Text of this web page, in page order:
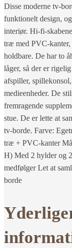
Disse moderne tv-
funktionelt design,
interiør. Hi-fi-
træ med PVC-kanter,
holdbare. De har to
låger, så der er
afspiller,
medieenheder. De
fremragende
stue. De er lette at
tv-borde. Farve:
træ + PVC-kanter
H) Med 2 hylder og
medfølger Let at
borde